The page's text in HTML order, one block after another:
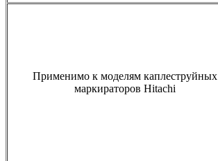
Применимо к моделям каплеструйных
маркираторов Hitachi